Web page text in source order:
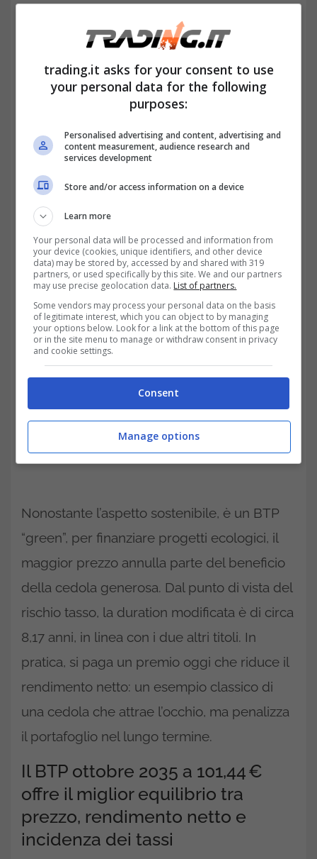
di circa 3,28 %, mentre quello netto scende a
Perché il BTP aprile 2035 con cedola al 4 % non è
necessariamente la scelta più vantaggiosa nonostante il
Nonostante l’aspetto sostenibile, è un BTP
“green”, per finanziare progetti ecologici, il
maggior prezzo annulla parte del beneficio
della cedola generosa. Dal punto di vista del
rischio tasso, la duration modificata è di circa
8,17 anni, in linea con i due altri titoli. In
pratica, si paga un premio oggi che riduce il
rendimento netto: un esempio classico di
una cedola che attrae l’occhio, ma penalizza
il portafoglio nel lungo termine.
Il BTP ottobre 2035 a 101,44 €
offre il miglior equilibrio tra
prezzo, rendimento netto e
incidenza dei tassi
trading.it asks for your consent to use
your personal data for the following
purposes:
Personalised advertising and content, advertising and
content measurement, audience research and
services development
Store and/or access information on a device
Learn more
Your personal data will be processed and information from
your device (cookies, unique identifiers, and other device
data) may be stored by, accessed by and shared with 319
partners, or used specifically by this site. We and our partners
may use precise geolocation data. List of partners.
Some vendors may process your personal data on the basis
of legitimate interest, which you can object to by managing
your options below. Look for a link at the bottom of this page
or in the site menu to manage or withdraw consent in privacy
and cookie settings.
Consent
Manage options